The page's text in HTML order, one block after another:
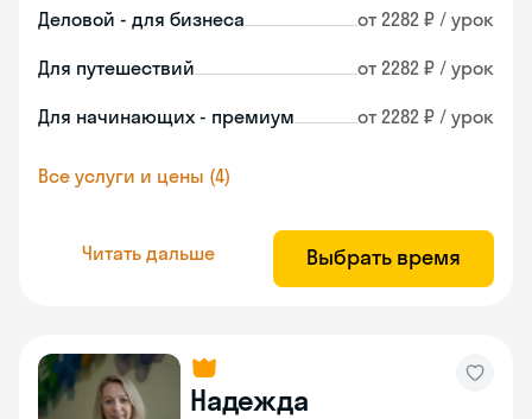
Деловой - для бизнеса от 2282 ₽ / урок
Для путешествий от 2282 ₽ / урок
Для начинающих - премиум от 2282 ₽ / урок
Все услуги и цены (4)
Читать дальше Выбрать время
Надежда